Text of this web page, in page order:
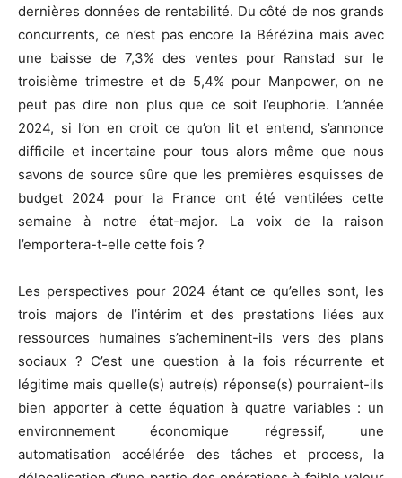
dernières données de rentabilité. Du côté de nos grands
concurrents, ce n’est pas encore la Bérézina mais avec
une baisse de 7,3% des ventes pour Ranstad sur le
troisième trimestre et de 5,4% pour Manpower, on ne
peut pas dire non plus que ce soit l’euphorie. L’année
2024, si l’on en croit ce qu’on lit et entend, s’annonce
difficile et incertaine pour tous alors même que nous
savons de source sûre que les premières esquisses de
budget 2024 pour la France ont été ventilées cette
semaine à notre état-major. La voix de la raison
l’emportera-t-elle cette fois ?
Les perspectives pour 2024 étant ce qu’elles sont, les
trois majors de l’intérim et des prestations liées aux
ressources humaines s’acheminent-ils vers des plans
sociaux ? C’est une question à la fois récurrente et
légitime mais quelle(s) autre(s) réponse(s) pourraient-ils
bien apporter à cette équation à quatre variables : un
environnement économique régressif, une
automatisation accélérée des tâches et process, la